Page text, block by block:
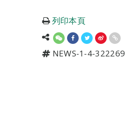
列印本頁
NEWS-1-4-322269